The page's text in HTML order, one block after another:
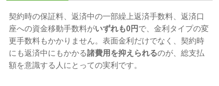
契約時の保証料、返済中の一部繰上返済手数料、返済口
座への資金移動手数料がいずれも0円 で、金利タイプの変
更手数料もかかりません。表面金利だけでなく、契約時
にも返済中にもかかる諸費用を抑えられるのが、総支払
額を意識する人にとっての実利です。